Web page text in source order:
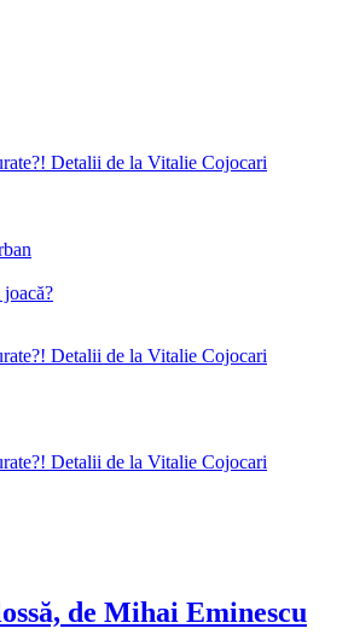
Detalii de la Vitalie Cojocari
Detalii de la Vitalie Cojocari
Detalii de la Vitalie Cojocari
de Mihai Eminescu